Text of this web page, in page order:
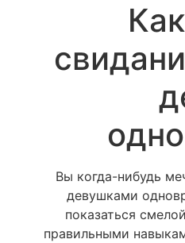
Вы когда-нибудь
девушками
показаться
правильными